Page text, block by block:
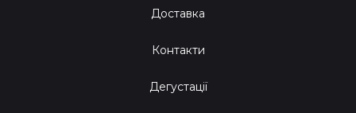
Доставка
Контакти
Дегустації